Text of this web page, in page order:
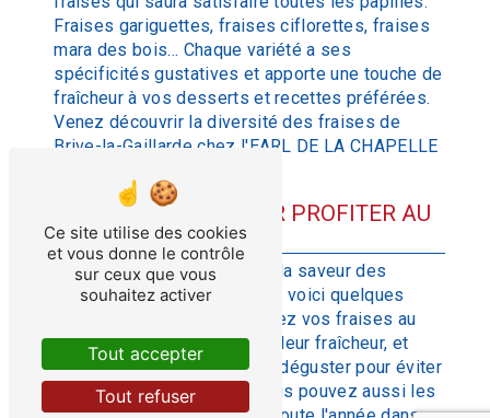
Fraises gariguettes, fraises ciflorettes, fraises
mara des bois... Chaque variété a ses
spécificités gustatives et apporte une touche de
fraîcheur à vos desserts et recettes préférées.
Venez découvrir la diversité des fraises de
Brive-la-Gaillarde chez l'EARL DE LA CHAPELLE
DES CONSEILS POUR PROFITER AU
MIEUX DES FRAISES
Pour profiter pleinement de la saveur des
fraises de Brive-la-Gaillarde, voici quelques
conseils pratiques. Conservez vos fraises au
réfrigérateur pour préserver leur fraîcheur, et
lavez-les juste avant de les déguster pour éviter
qu'elles ne ramollissent. Vous pouvez aussi les
Ce site utilise des cookies
et vous donne le contrôle
sur ceux que vous
souhaitez activer
Tout accepter
Tout refuser